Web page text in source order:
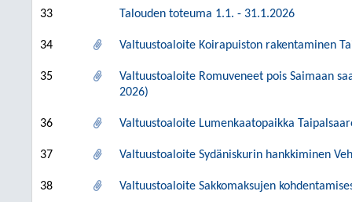
33 Talouden toteuma 1.1. - 31.1.2026
34 Valtuustoaloite Koirapuiston rakentaminen
35
Valtuustoaloite Romuveneet pois Saimaan
2026)
36 Valtuustoaloite Lumenkaatopaikka
37 Valtuustoaloite Sydäniskurin hankkiminen
38 Valtuustoaloite Sakkomaksujen